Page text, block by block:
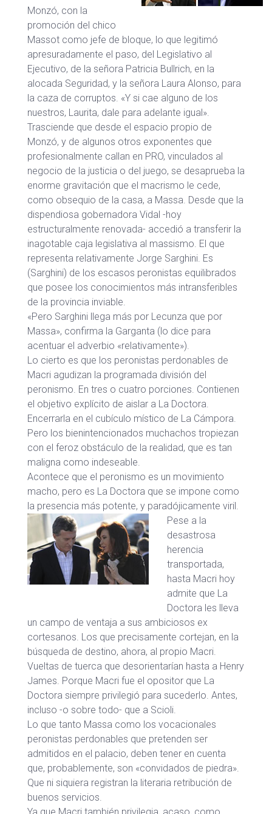
Monzó, con la
promoción del chico
Massot como jefe de bloque, lo que legitimó
apresuradamente el paso, del Legislativo al
Ejecutivo, de la señora Patricia Bullrich, en la
alocada Seguridad, y la señora Laura Alonso, para
la caza de corruptos. «Y si cae alguno de los
nuestros, Laurita, dale para adelante igual».
Trasciende que desde el espacio propio de
Monzó, y de algunos otros exponentes que
profesionalmente callan en PRO, vinculados al
negocio de la justicia o del juego, se desaprueba la
enorme gravitación que el macrismo le cede,
como obsequio de la casa, a Massa. Desde que la
dispendiosa gobernadora Vidal -hoy
estructuralmente renovada- accedió a transferir la
inagotable caja legislativa al massismo. El que
representa relativamente Jorge Sarghini. Es
(Sarghini) de los escasos peronistas equilibrados
que posee los conocimientos más intransferibles
de la provincia inviable.
«Pero Sarghini llega más por Lecunza que por
Massa», confirma la Garganta (lo dice para
acentuar el adverbio «relativamente»).
Lo cierto es que los peronistas perdonables de
Macri agudizan la programada división del
peronismo. En tres o cuatro porciones. Contienen
el objetivo explícito de aislar a La Doctora.
Encerrarla en el cubículo místico de La Cámpora.
Pero los bienintencionados muchachos tropiezan
con el feroz obstáculo de la realidad, que es tan
maligna como indeseable.
Acontece que el peronismo es un movimiento
macho, pero es La Doctora que se impone como
la presencia más potente, y paradójicamente viril.
Pese a la
desastrosa
herencia
transportada,
hasta Macri hoy
admite que La
Doctora les lleva
un campo de ventaja a sus ambiciosos ex
cortesanos. Los que precisamente cortejan, en la
búsqueda de destino, ahora, al propio Macri.
Vueltas de tuerca que desorientarían hasta a Henry
James. Porque Macri fue el opositor que La
Doctora siempre privilegió para sucederlo. Antes,
incluso -o sobre todo- que a Scioli.
Lo que tanto Massa como los vocacionales
peronistas perdonables que pretenden ser
admitidos en el palacio, deben tener en cuenta
que, probablemente, son «convidados de piedra».
Que ni siquiera registran la literaria retribución de
buenos servicios.